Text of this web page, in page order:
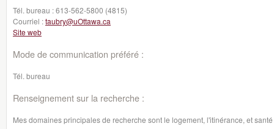
Tél. bureau :613-562-5800 (4815)
Courriel :taubry@uOttawa.ca
Site web
Mode de communication préféré :
Tél. bureau
Renseignement sur la recherche :
Mes domaines principales de recherche sont le logement, l'itinérance, et